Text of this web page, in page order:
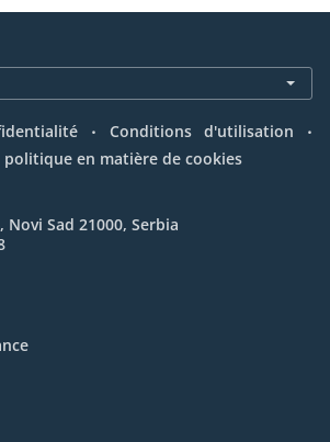
. Conditions d'utilisation .
en matière de cookies
Novi Sad 21000, Serbia